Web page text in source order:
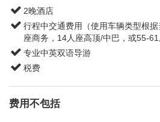
181 Canal St., New York, NY
7:45am
上车点与下车点一般需要保持一致，
2晚酒店
行程中交通费用（使用车辆类型根
座商务，14人座高顶/中巴，或55-61
专业中英双语导游
税费
费用不包括